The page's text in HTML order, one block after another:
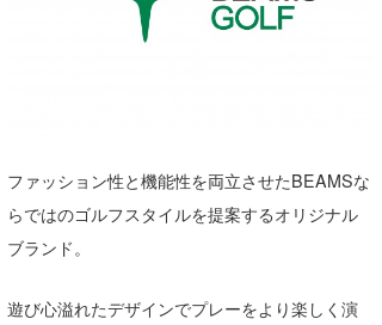
ファッション性と機能性を両立させたBEAMSな
らではのゴルフスタイルを提案するオリジナル
ブランド。
遊び心溢れたデザインでプレーをより楽しく演